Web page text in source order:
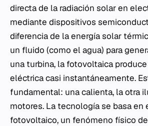
directa de la radiación solar en
mediante dispositivos
diferencia de la energía solar
un fluido (como el agua) para
una turbina, la fotovoltaica
eléctrica casi instantáneamente.
fundamental: una calienta, la otra
motores. La tecnología se basa en
fotovoltaico, un fenómeno físico